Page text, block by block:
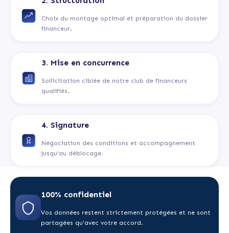
Choix du montage optimal et préparation du dossier
financeur.
3. Mise en concurrence
Sollicitation ciblée de notre club de financeurs
qualifiés.
4. Signature
Négociation des conditions et accompagnement
jusqu'au déblocage.
100% confidentiel
Vos données restent strictement protégées et ne sont
partagées qu'avec votre accord.